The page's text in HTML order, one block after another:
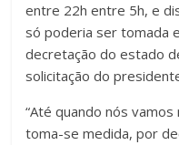
entre 22h entre 5h, e
só poderia ser tomada
decretação do estado
solicitação do
“Até quando nós
toma-se medida, por